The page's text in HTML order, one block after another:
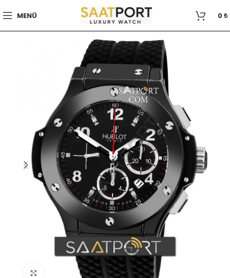
MENÜ 0₺
Büyütmek için tıklayın